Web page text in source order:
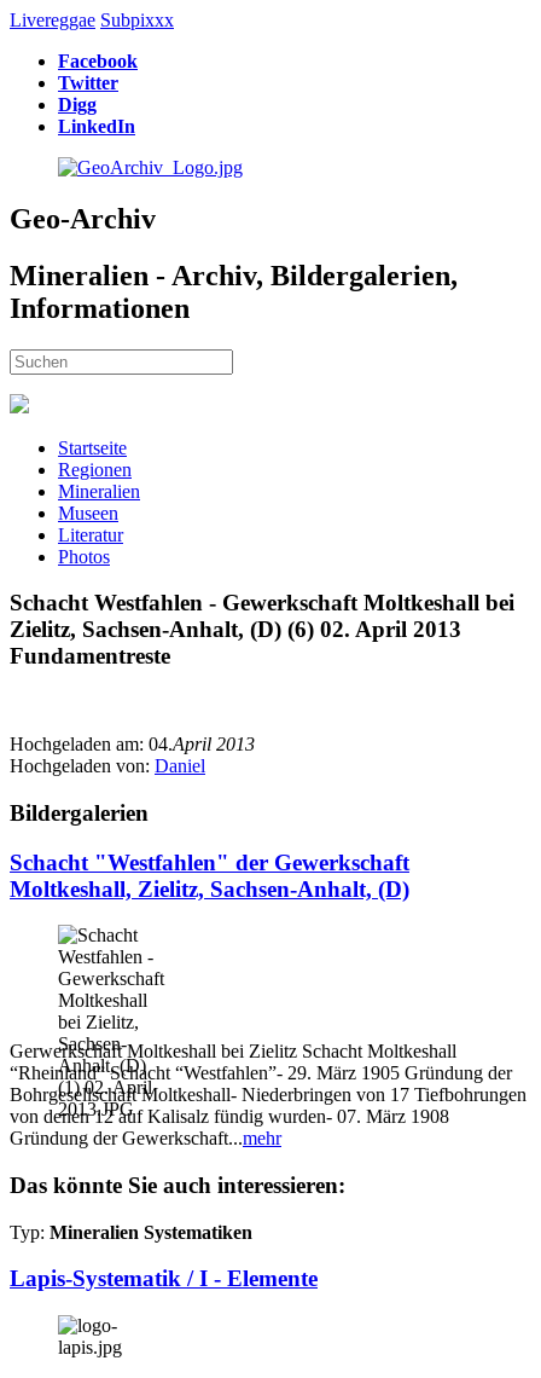
Livereggae Subpixxx
Facebook
Twitter
Digg
LinkedIn
Geo-Archiv
Mineralien - Archiv, Bildergalerien,
Informationen
Startseite
Regionen
Mineralien
Museen
Literatur
Photos
Schacht Westfahlen - Gewerkschaft Moltkeshall bei
Zielitz, Sachsen-Anhalt, (D) (6) 02. April 2013
Fundamentreste
Hochgeladen am: 04.April 2013
Hochgeladen von: Daniel
Bildergalerien
Schacht "Westfahlen" der Gewerkschaft
Moltkeshall, Zielitz, Sachsen-Anhalt, (D)
Gerwerkschaft Moltkeshall bei Zielitz Schacht Moltkeshall
“Rheinland” Schacht “Westfahlen”- 29. März 1905 Gründung der
Bohrgesellschaft Moltkeshall- Niederbringen von 17 Tiefbohrungen
von denen 12 auf Kalisalz fündig wurden- 07. März 1908
Gründung der Gewerkschaft...mehr
Das könnte Sie auch interessieren:
Typ: Mineralien Systematiken
Lapis-Systematik / I - Elemente